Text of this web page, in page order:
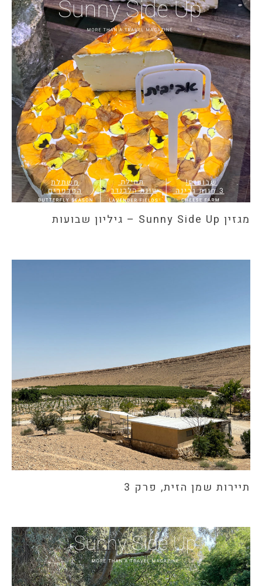
מגזין Sunny Side Up – גיליון שבועות
תיירות שמן הזית, פרק 3